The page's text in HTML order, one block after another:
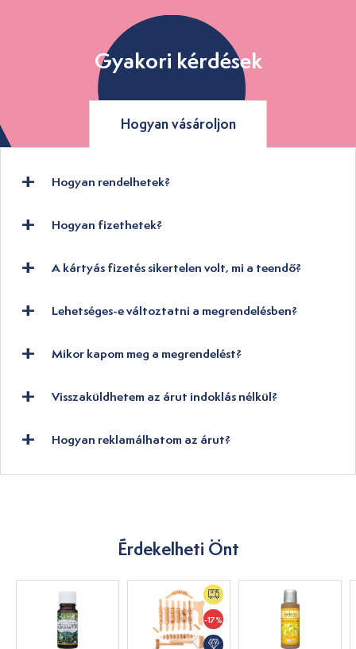
Gyakori kérdések
Hogyan vásároljon
Hogyan rendelhetek?
Hogyan fizethetek?
A kártyás fizetés sikertelen volt, mi a teendő?
Lehetséges-e változtatni a megrendelésben?
Mikor kapom meg a megrendelést?
Visszaküldhetem az árut indoklás nélkül?
Hogyan reklamálhatom az árut?
Érdekelheti Önt
-17%